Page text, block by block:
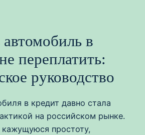
автомобиль в
переплатить:
руководство
в кредит давно стала
на российском рынке.
простоту,